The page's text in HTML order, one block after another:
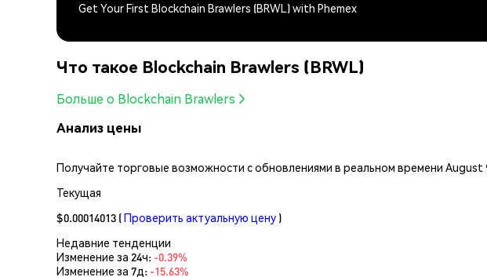
Get Your First Blockchain Brawlers (BRWL) with Phemex
Что такое Blockchain Brawlers (BRWL)
Больше о Blockchain Brawlers
Анализ цены
Получайте торговые возможности с обновлениями в реальном времени August
Текущая
$0.00014013 (Проверить актуальную цену )
Недавние тенденции
Изменение за 24ч: -0.39%
Изменение за 7д: -15.63%